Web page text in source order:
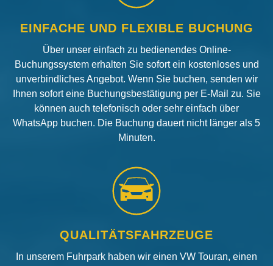
EINFACHE UND FLEXIBLE BUCHUNG
Über unser einfach zu bedienendes Online-
Buchungssystem erhalten Sie sofort ein kostenloses und
unverbindliches Angebot. Wenn Sie buchen, senden wir
Ihnen sofort eine Buchungsbestätigung per E-Mail zu. Sie
können auch telefonisch oder sehr einfach über
WhatsApp buchen. Die Buchung dauert nicht länger als 5
Minuten.
QUALITÄTSFAHRZEUGE
In unserem Fuhrpark haben wir einen VW Touran, einen